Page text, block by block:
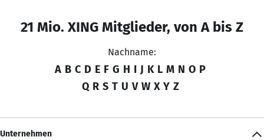
21 Mio. XING Mitglieder, von A bis Z
Nachname:
A B C D E F G H I J K L M N O P
Q R S T U V W X Y Z
Unternehmen